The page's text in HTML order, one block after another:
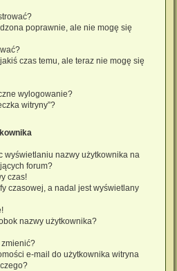
poprawnie, ale nie mogę się
czas temu, ale teraz nie mogę się
wylogowanie?
witryny”?
wyświetlaniu nazwy użytkownika na
forum?
czas!
czasowej, a nadal jest wyświetlany
nazwy użytkownika?
e-mail do użytkownika witryna